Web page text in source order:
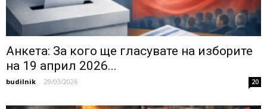
Анкета: За кого ще гласувате на изборите
на 19 април 2026...
budilnik - 29/03/2026 20